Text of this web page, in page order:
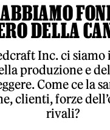
DELLA
Inc. ci
produzione e
Come ce la
clienti, forze
rivali?